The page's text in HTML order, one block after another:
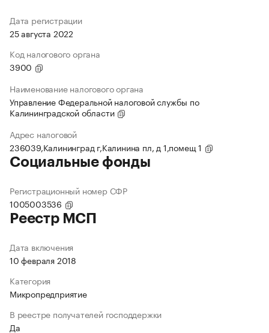
Дата регистрации
25 августа 2022
Код налогового органа
3900
Наименование налогового органа
Управление Федеральной налоговой службы по
Калининградской области
Адрес налоговой
236039,Калининград г,Калинина пл, д 1,помещ 1
Социальные фонды
Регистрационный номер СФР
1005003536
Реестр МСП
Дата включения
10 февраля 2018
Категория
Микропредприятие
В реестре получателей господдержки
Да